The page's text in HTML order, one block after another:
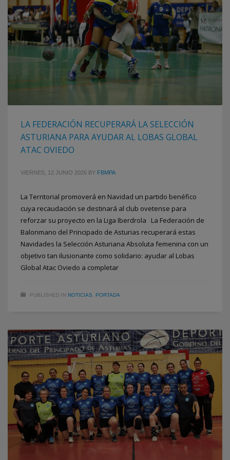
LA FEDERACIÓN RECUPERARÁ LA SELECCIÓN
ASTURIANA PARA AYUDAR AL LOBAS GLOBAL
ATAC OVIEDO
VIERNES, 12 JUNIO 2026 BY FBMPA
La Territorial promoverá en Navidad un partido benéfico
cuya recaudación se destinará al club ovetense para
reforzar su proyecto en la Liga Iberdrola La Federación de
Balonmano del Principado de Asturias recuperará estas
Navidades la Selección Asturiana Absoluta femenina con un
objetivo tan ilusionante como solidario: ayudar al Lobas
Global Atac Oviedo a completar
PUBLISHED IN NOTICIAS, PORTADA